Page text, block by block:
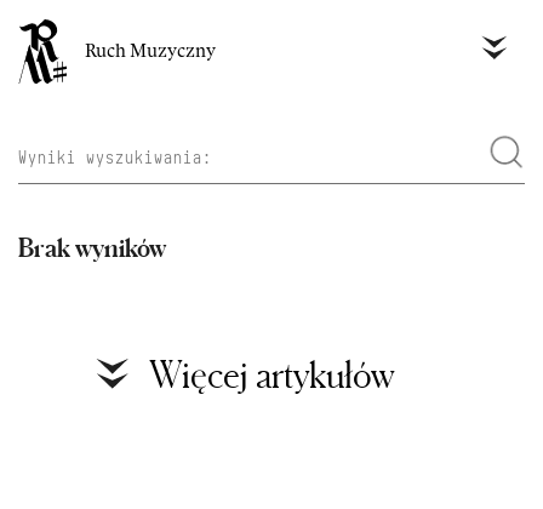
Ruch Muzyczny
Brak wyników
Więcej artykułów